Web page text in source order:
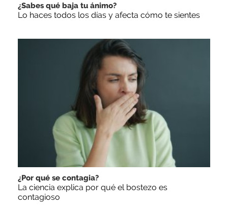
¿Sabes qué baja tu ánimo?
Lo haces todos los días y afecta cómo te sientes
¿Por qué se contagia?
La ciencia explica por qué el bostezo es
contagioso